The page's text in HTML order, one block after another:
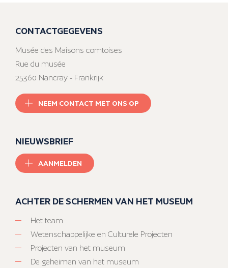
CONTACTGEGEVENS
Musée des Maisons comtoises
Rue du musée
25360 Nancray - Frankrijk
NEEM CONTACT MET ONS OP
NIEUWSBRIEF
AANMELDEN
ACHTER DE SCHERMEN VAN HET MUSEUM
Het team
Wetenschappelijke en Culturele Projecten
Projecten van het museum
De geheimen van het museum